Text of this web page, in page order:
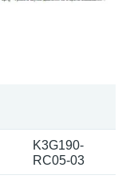
K3G190-
RC05-03